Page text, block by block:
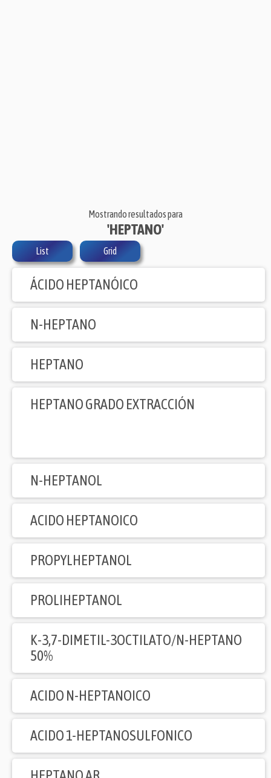
'HEPTANO'
List Grid
ÁCIDO HEPTANÓICO
N-HEPTANO
HEPTANO
HEPTANO GRADO EXTRACCIÓN
N-HEPTANOL
ACIDO HEPTANOICO
PROPYLHEPTANOL
PROLIHEPTANOL
K-3,7-DIMETIL-3OCTILATO/N-HEPTANO
50%
ACIDO N-HEPTANOICO
ACIDO 1-HEPTANOSULFONICO
HEPTANO AR